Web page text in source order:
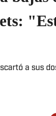
a sus